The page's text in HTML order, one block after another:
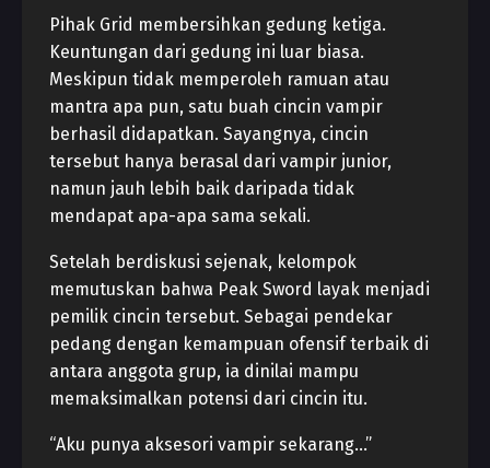
Pihak Grid membersihkan gedung ketiga.
Keuntungan dari gedung ini luar biasa.
Meskipun tidak memperoleh ramuan atau
mantra apa pun, satu buah cincin vampir
berhasil didapatkan. Sayangnya, cincin
tersebut hanya berasal dari vampir junior,
namun jauh lebih baik daripada tidak
mendapat apa-apa sama sekali.
Setelah berdiskusi sejenak, kelompok
memutuskan bahwa Peak Sword layak menjadi
pemilik cincin tersebut. Sebagai pendekar
pedang dengan kemampuan ofensif terbaik di
antara anggota grup, ia dinilai mampu
memaksimalkan potensi dari cincin itu.
“Aku punya aksesori vampir sekarang…”